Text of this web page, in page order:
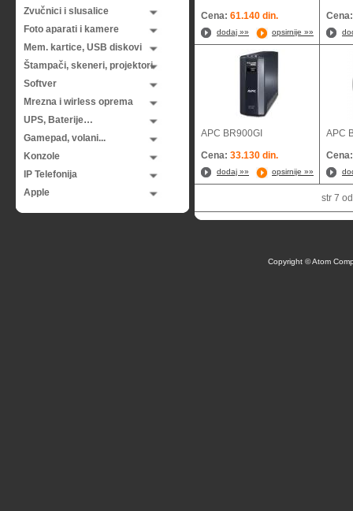
Zvučnici i slusalice
Foto aparati i kamere
Mem. kartice, USB diskovi
Štampači, skeneri, projektori
Softver
Mrezna i wirless oprema
UPS, Baterije…
Gamepad, volani...
Konzole
IP Telefonija
Apple
Cena: 61.140 din.
dodaj »» opsirnije »»
APC BR900GI
Cena: 33.130 din.
dodaj »» opsirnije »»
APC
str 7
Copyright © Atom